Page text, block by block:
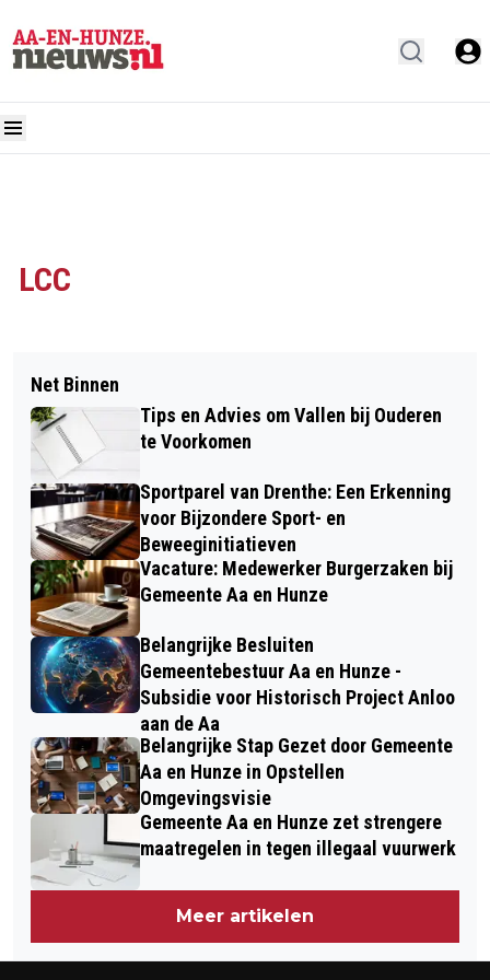
LCC
Net Binnen
Tips en Advies om Vallen bij Ouderen
te Voorkomen
Sportparel van Drenthe: Een Erkenning
voor Bijzondere Sport- en
Beweeginitiatieven
Vacature: Medewerker Burgerzaken bij
Gemeente Aa en Hunze
Belangrijke Besluiten
Gemeentebestuur Aa en Hunze -
Subsidie voor Historisch Project Anloo
aan de Aa
Belangrijke Stap Gezet door Gemeente
Aa en Hunze in Opstellen
Omgevingsvisie
Gemeente Aa en Hunze zet strengere
maatregelen in tegen illegaal vuurwerk
Meer artikelen